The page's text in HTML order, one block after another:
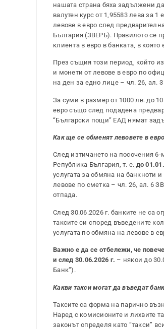
нашата страна бяха задължени
валутен курс от 1,95583 лева за
левове в евро след
България (ЗВЕРБ). Правилото се
клиента в евро в банката, в
През същия този период, който
и монети от левове в евро по
на ден за едно лице – чл. 26, ал.
За суми в размер от 1000 лв. до
евро също след подадена
“Български пощи” ЕАД нямат
Как ще се обменят левовете в
След изтичането на посочения 6-
Република България, т. е. до
услугата за обмяна на банкноти
левове по сметка – чл. 26, ал. 6
отпада.
След 30.06.2026 г. банките не са
таксите си според въведените
услугата по обмяна на левове в
Важно е да се отбележи, че
и след 30.06.2026 г. – някои до
Банк“).
Какви такси могат да въведат
Таксите са форма на парично
Наред с комисионите и лихвите
законът определя като “такси”